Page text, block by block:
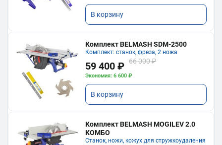
В корзину
Комплект BELMASH SDM-2500
Комплект: станок, фреза, 2 ножа
59 400 ₽ 66 000 ₽
Экономия: 6 600 ₽
В корзину
Комплект BELMASH MOGILEV 2.0
КОМБО
Станок, ножи, кожух для стружкоудаления